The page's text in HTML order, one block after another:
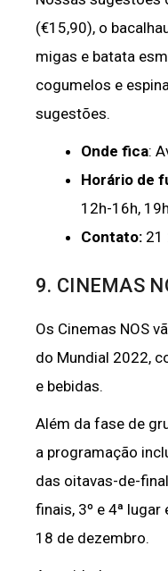
(€15,90), o
migas e batata
cogumelos e
sugestões.
Onde fica:
Horário de
12h-16h,
Contato: 21
9. CINEMAS
Os Cinemas NOS
do Mundial 2022,
e bebidas.
Além da fase de
a programação
das oitavas-de-
finais, 3º e 4ª lugar
18 de dezembro.